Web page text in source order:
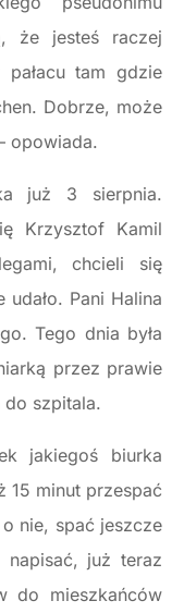
że jesteś raczej
tam gdzie
Dobrze, może
opowiada.
już 3 sierpnia.
Krzysztof Kamil
chcieli się
Pani Halina
Tego dnia była
przez prawie
do szpitala.
jakiegoś biurka
15 minut przespać
nie, spać jeszcze
już teraz
do mieszkańców